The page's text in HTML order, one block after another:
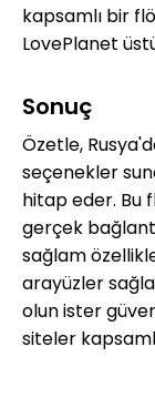
kapsamlı bir
LovePlanet
Sonuç
Özetle,
seçenekler
hitap eder. Bu
gerçek
sağlam
arayüzler
olun ister
siteler